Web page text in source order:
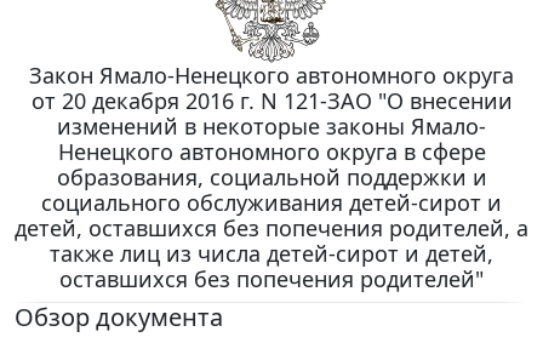
Закон Ямало-Ненецкого автономного округа
от 20 декабря 2016 г. N 121-ЗАО "О внесении
изменений в некоторые законы Ямало-
Ненецкого автономного округа в сфере
образования, социальной поддержки и
социального обслуживания детей-сирот и
детей, оставшихся без попечения родителей, а
также лиц из числа детей-сирот и детей,
оставшихся без попечения родителей"
Обзор документа